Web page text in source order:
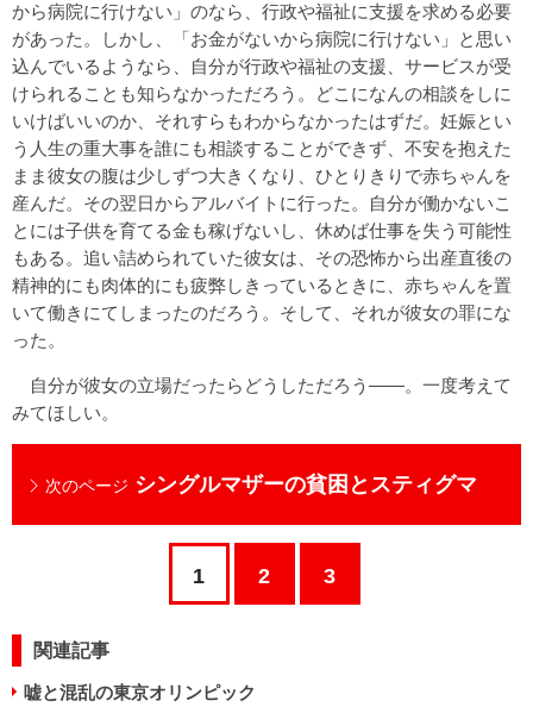
から病院に行けない」のなら、行政や福祉に支援を求める必要
があった。しかし、「お金がないから病院に行けない」と思い
込んでいるようなら、自分が行政や福祉の支援、サービスが受
けられることも知らなかっただろう。どこになんの相談をしに
いけばいいのか、それすらもわからなかったはずだ。妊娠とい
う人生の重大事を誰にも相談することができず、不安を抱えた
まま彼女の腹は少しずつ大きくなり、ひとりきりで赤ちゃんを
産んだ。その翌日からアルバイトに行った。自分が働かないこ
とには子供を育てる金も稼げないし、休めば仕事を失う可能性
もある。追い詰められていた彼女は、その恐怖から出産直後の
精神的にも肉体的にも疲弊しきっているときに、赤ちゃんを置
いて働きにてしまったのだろう。そして、それが彼女の罪にな
った。
自分が彼女の立場だったらどうしただろう——。一度考えて
みてほしい。
次のページ シングルマザーの貧困とスティグマ
1 2 3
関連記事
嘘と混乱の東京オリンピック